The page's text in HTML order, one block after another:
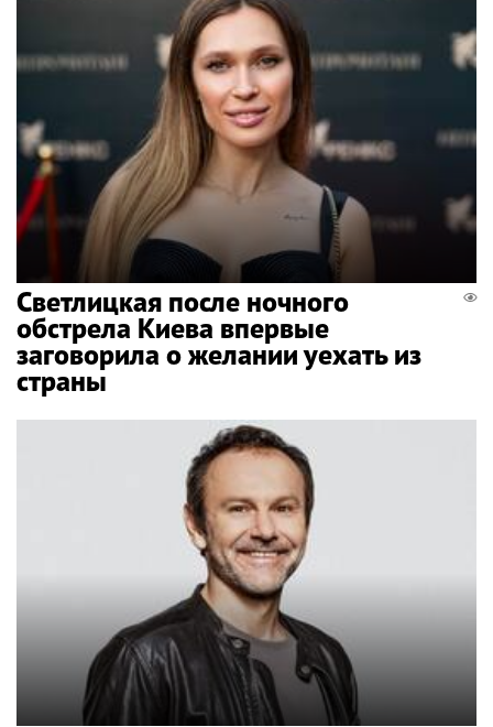
Светлицкая после ночного
обстрела Киева впервые
заговорила о желании уехать из
страны